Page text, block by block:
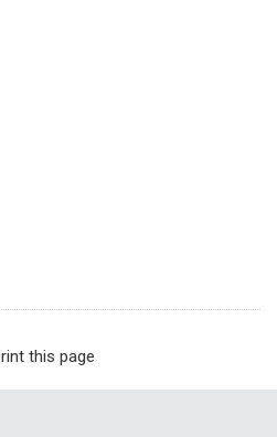
this page